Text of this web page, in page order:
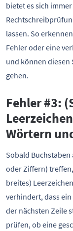
bietet es sich
lassen. So
Fehler oder eine
und können diesen
gehen.
Fehler #3:
Wörtern
Sobald
oder Ziffern)
breites)
verhindert, dass
der nächsten Zeile
prüfen, ob eine